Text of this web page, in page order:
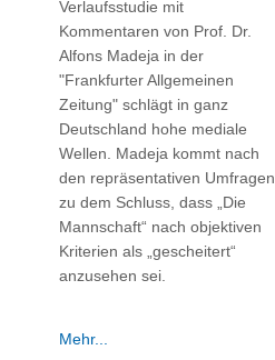
Verlaufsstudie mit
Kommentaren von Prof. Dr.
Alfons Madeja in der
"Frankfurter Allgemeinen
Zeitung" schlägt in ganz
Deutschland hohe mediale
Wellen. Madeja kommt nach
den repräsentativen Umfragen
zu dem Schluss, dass „Die
Mannschaft“ nach objektiven
Kriterien als „gescheitert“
anzusehen sei.
Mehr...